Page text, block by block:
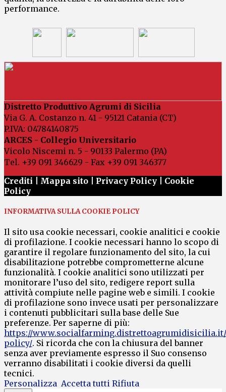
performance.
Distretto Produttivo Agrumi di Sicilia
Via G. A. Costanzo n. 41 - 95121 Catania (CT)
P.IVA: 04784140875
ARCES - Collegio Universitario
Vicolo Niscemi n. 5 - 90133 Palermo (PA)
Tel. +39 091 346629 - Fax +39 091 346377
Crediti | Mappa sito Privacy Policy
Cookie
Policy
INFORMATIVA SULLA COOKIE POLICY
Il sito usa cookie necessari, cookie analitici e cookie
di profilazione. I cookie necessari hanno lo scopo di
garantire il regolare funzionamento del sito, la cui
disabilitazione potrebbe comprometterne alcune
funzionalità. I cookie analitici sono utilizzati per
monitorare l’uso del sito, redigere report sulla
attività compiute nelle pagine web e simili. I cookie
di profilazione sono invece usati per personalizzare
i contenuti pubblicitari sulla base delle Sue
preferenze. Per saperne di più:
https://
policy/. Si ricorda che con la chiusura del banner
senza aver previamente espresso il Suo consenso
verranno disabilitati i cookie diversi da quelli
tecnici.
Personalizza Accetta tutti Rifiuta